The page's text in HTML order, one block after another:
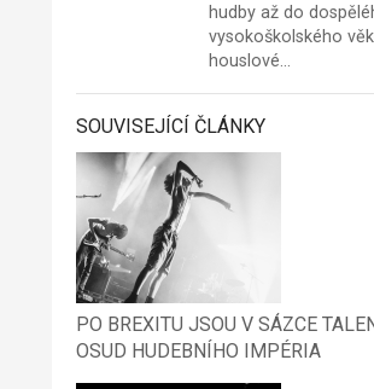
hudby až do
vysokoškolského
houslové…
SOUVISEJÍCÍ ČLÁNKY
PO BREXITU JSOU V SÁZCE
OSUD HUDEBNÍHO IMPÉRIA